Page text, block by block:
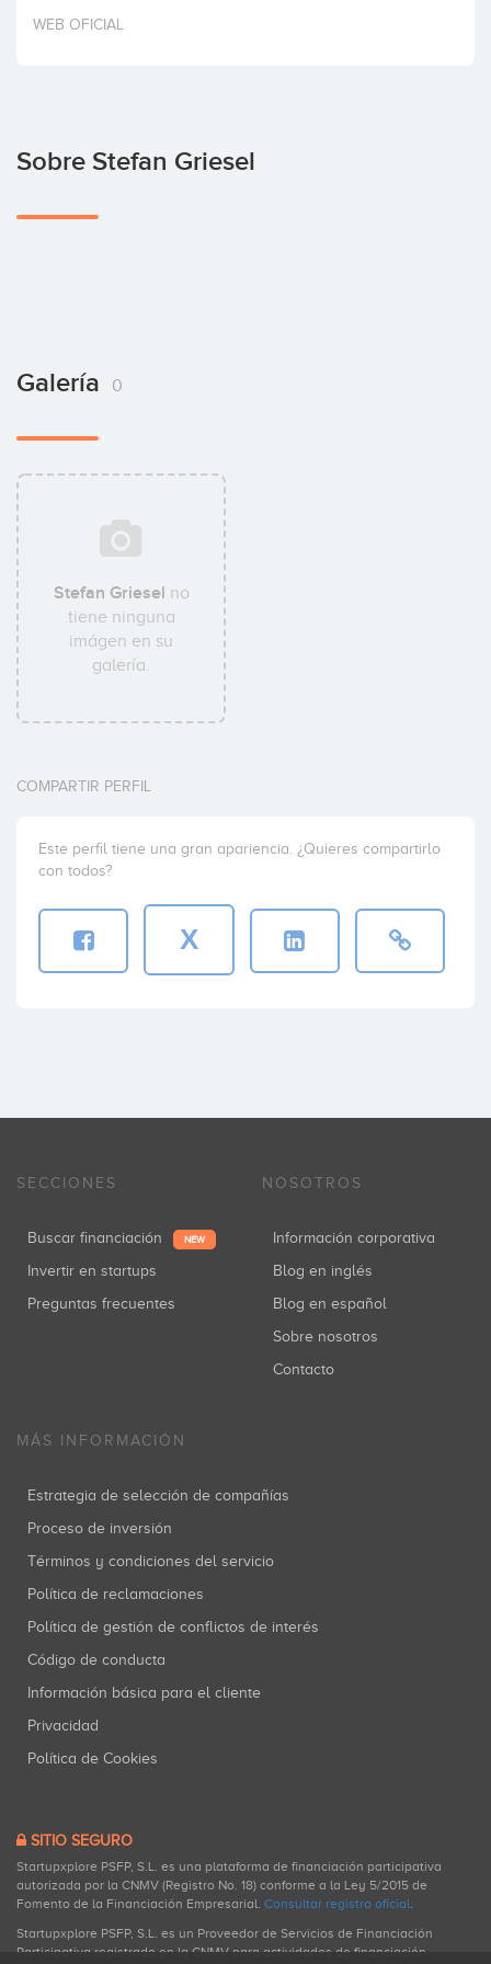
Invertir
WEB OFICIAL
Sobre Stefan Griesel
Galería 0
Stefan Griesel no
tiene ninguna
imágen en su
galería.
COMPARTIR PERFIL
Este perfil tiene una gran apariencia. ¿Quieres compartirlo
con todos?
X
SECCIONES
Buscar financiación NEW
Invertir en startups
Preguntas frecuentes
NOSOTROS
Información corporativa
Blog en inglés
Blog en español
Sobre nosotros
Contacto
MÁS INFORMACIÓN
Estrategia de selección de compañías
Proceso de inversión
Términos y condiciones del servicio
Política de reclamaciones
Política de gestión de conflictos de interés
Código de conducta
Información básica para el cliente
Privacidad
Política de Cookies
SITIO SEGURO
Startupxplore PSFP, S.L. es una plataforma de financiación participativa
autorizada por la CNMV (Registro No. 18) conforme a la Ley 5/2015 de
Fomento de la Financiación Empresarial. Consultar registro oficial.
Startupxplore PSFP, S.L. es un Proveedor de Servicios de Financiación
Participativa registrado en la CNMV para actividades de financiación